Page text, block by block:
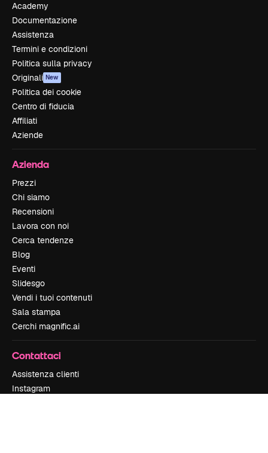
Academy
Documentazione
Assistenza
Termini e condizioni
Politica sulla privacy
Originali New
Politica dei cookie
Centro di fiducia
Affiliati
Aziende
Azienda
Prezzi
Chi siamo
Recensioni
Lavora con noi
Cerca tendenze
Blog
Eventi
Slidesgo
Vendi i tuoi contenuti
Sala stampa
Cerchi magnific.ai
Contattaci
Assistenza clienti
Instagram